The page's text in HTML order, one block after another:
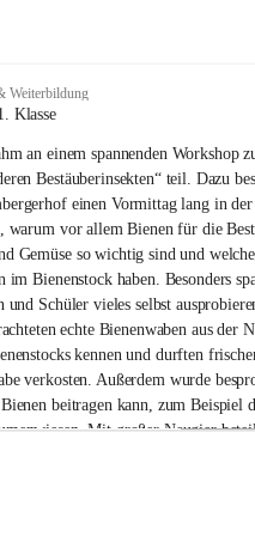
Weiterbildung
Klasse
an einem spannenden Workshop
Bestäuberinsekten“ teil. Dazu
einen Vormittag lang in
warum vor allem Bienen für die
Gemüse so wichtig sind und
im Bienenstock haben. Besonders
und Schüler vieles selbst
echte Bienenwaben aus der
kennen und durften
verkosten. Außerdem wurde
beitragen kann, zum Beispiel
Mit großer Neugier